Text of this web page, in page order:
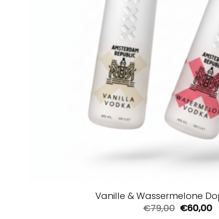
Vanille & Wassermelone
€79,00
Preis
€60,00